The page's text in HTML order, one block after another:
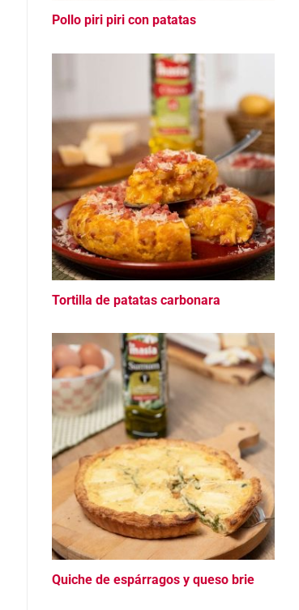
Pollo piri piri con patatas
Tortilla de patatas carbonara
Quiche de espárragos y queso brie